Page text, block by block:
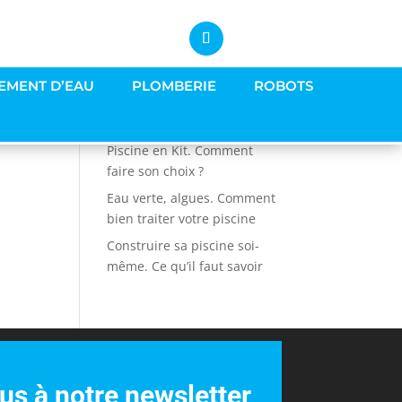
D’EAU PLOMBERIE
ROBOTS
Piscine en Kit. Comment
faire son choix ?
Eau verte, algues. Comment
bien traiter votre piscine
Construire sa piscine soi-
même. Ce qu’il faut savoir
à notre newsletter